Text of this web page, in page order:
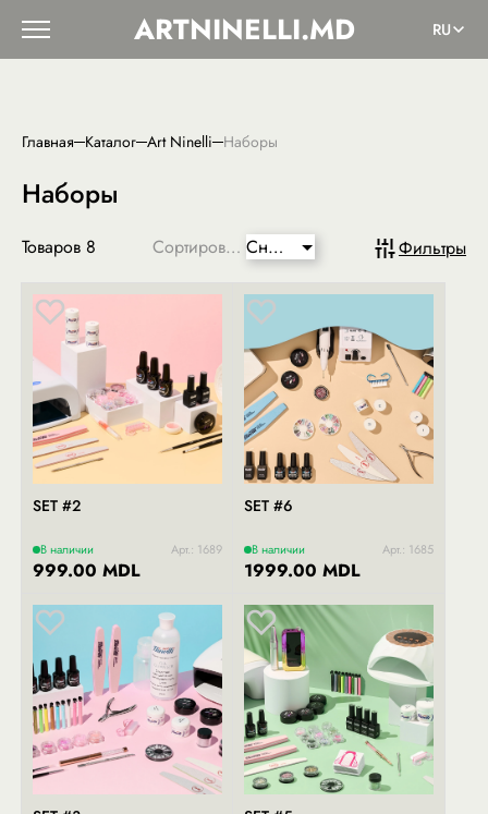
ARTNINELLI.MD RU
Главная Каталог Art Ninelli Наборы
Наборы
Товаров 8 Сортировка: Сниженная
цена
Фильтры
SET #2
В наличии Арт.: 1689
999.00 MDL
SET #6
В наличии Арт.: 1685
1999.00 MDL